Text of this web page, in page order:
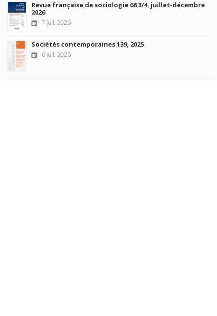
Revue française de sociologie 66 3/4, juillet-décembre
2026
7 juil. 2026
Sociétés contemporaines 139, 2025
6 juil. 2026